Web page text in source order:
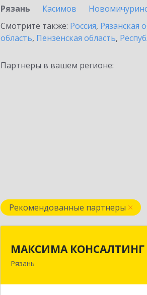
Рязань
Касимов
Смотрите также: Россия, Рязанская
область, Пензенская область,
Партнеры в вашем регионе:
Рекомендованные партнеры
МАКСИМА КОНСАЛТИНГ
Рязань